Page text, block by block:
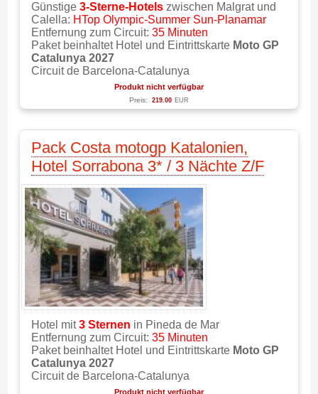
Günstige 3-Sterne-Hotelszwischen Malgrat und
Calella: HTop Olympic-Summer Sun-Planamar
Entfernung zum Circuit: 35 Minuten
Paket beinhaltet Hotel und Eintrittskarte Moto GP
Catalunya 2027
Circuit de Barcelona-Catalunya
Produkt nicht verfügbar
Preis: 219.00 EUR
Pack Costa motogp Katalonien,
Hotel Sorrabona 3* / 3 Nächte Z/F
Hotel mit3 Sternen in Pineda de Mar
Entfernung zum Circuit: 35 Minuten
Paket beinhaltet Hotel und Eintrittskarte Moto GP
Catalunya 2027
Circuit de Barcelona-Catalunya
Produkt nicht verfügbar